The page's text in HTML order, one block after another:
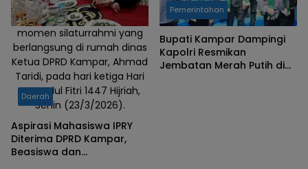
momen silaturrahmi yang
berlangsung di rumah dinas
Ketua DPRD Kampar, Ahmad
Taridi, pada hari ketiga Hari
Raya Idul Fitri 1447 Hijriah,
Senin (23/3/2026).
Daerah
Aspirasi Mahasiswa IPRY
Diterima DPRD Kampar,
Beasiswa dan
Pemerintahan
Bupati Kampar Dampingi
Kapolri Resmikan
Jembatan Merah Putih di